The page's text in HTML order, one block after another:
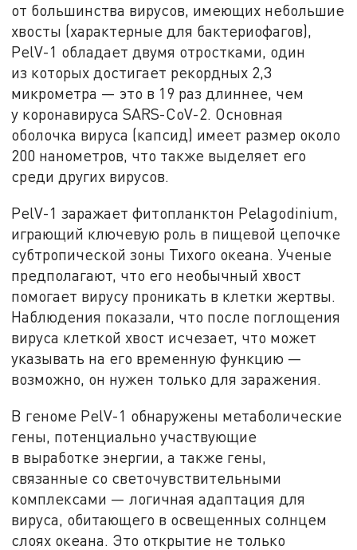
от большинства вирусов, имеющих небольшие
хвосты (характерные для бактериофагов),
PelV-1 обладает двумя отростками, один
из которых достигает рекордных 2,3
микрометра — это в 19 раз длиннее, чем
у коронавируса SARS-CoV-2. Основная
оболочка вируса (капсид) имеет размер около
200 нанометров, что также выделяет его
среди других вирусов.
PelV-1 заражает фитопланктон Pelagodinium,
играющий ключевую роль в пищевой цепочке
субтропической зоны Тихого океана. Ученые
предполагают, что его необычный хвост
помогает вирусу проникать в клетки жертвы.
Наблюдения показали, что после поглощения
вируса клеткой хвост исчезает, что может
указывать на его временную функцию —
возможно, он нужен только для заражения.
В геноме PelV-1 обнаружены метаболические
гены, потенциально участвующие
в выработке энергии, а также гены,
связанные со светочувствительными
комплексами — логичная адаптация для
вируса, обитающего в освещенных солнцем
слоях океана. Это открытие не только